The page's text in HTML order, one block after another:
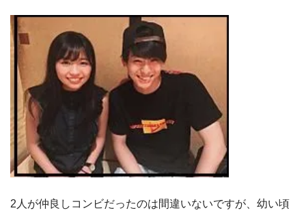
2人が仲良しコンビだったのは間違いないですが、幼い頃